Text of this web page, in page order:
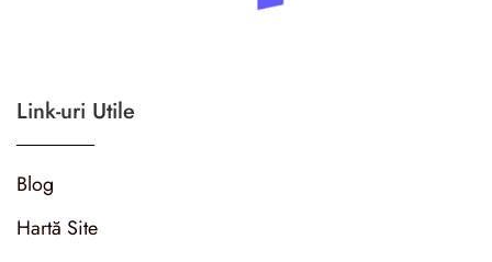
Link-uri Utile
Blog
Hartă Site